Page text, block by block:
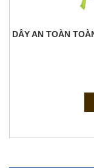
DÂY AN TOÀN